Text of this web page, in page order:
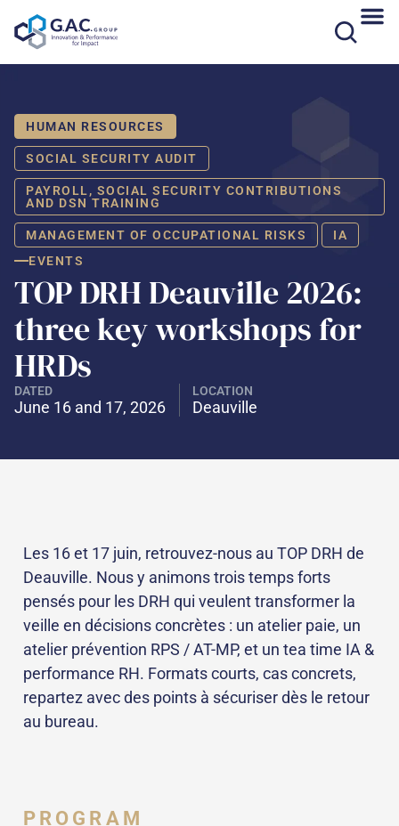
HUMAN RESOURCES
SOCIAL SECURITY AUDIT
PAYROLL, SOCIAL SECURITY CONTRIBUTIONS
AND DSN TRAINING
MANAGEMENT OF OCCUPATIONAL RISKS
IA
EVENTS
TOP DRH Deauville 2026:
three key workshops for
HRDs
DATED
June 16 and 17, 2026
LOCATION
Deauville
Les 16 et 17 juin, retrouvez-nous au TOP DRH de
Deauville. Nous y animons trois temps forts
pensés pour les DRH qui veulent transformer la
veille en décisions concrètes : un atelier paie, un
atelier prévention RPS / AT-MP, et un tea time IA &
performance RH. Formats courts, cas concrets,
repartez avec des points à sécuriser dès le retour
au bureau.
PROGRAM